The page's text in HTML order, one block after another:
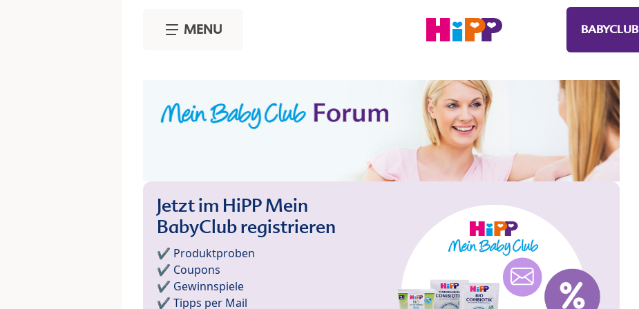
MENU BABYCLUB
Jetzt im HiPP Mein
BabyClub registrieren
✔️ Produktproben
✔️ Coupons
✔️ Gewinnspiele
✔️ Tipps per Mail